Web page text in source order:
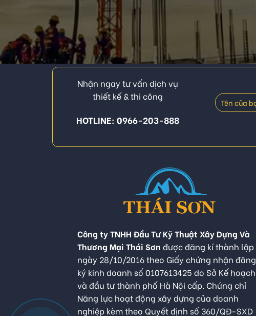
Nhận ngay tư vấn dịch vụ
thiết kế & thi công
HOTLINE: 0966-203-888
Công ty TNHH Đầu Tư Kỹ Thuật Xây Dựng Và
Thương Mại Thái Sơn được đăng kí thành lập
ngày 28/10/2016 theo Giấy chứng nhận đăng
ký kinh doanh số 0107613425 do Sở Kế hoạch
và đầu tư thành phố Hà Nội cấp. Chứng chỉ
Năng lực hoạt động xây dựng của doanh
nghiệp kèm theo Quyết định số 360/QĐ-SXD